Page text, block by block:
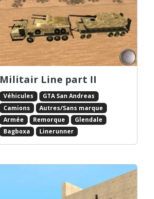
Militair Line part II
Véhicules
GTA San Andreas
Camions
Autres/Sans marque
Armée
Remorque
Glendale
Bagboxa
Linerunner